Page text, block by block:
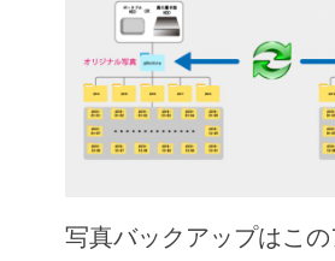
写真バックアップはこの